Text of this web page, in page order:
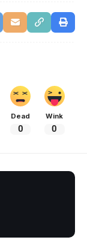
Dead
0
Wink
0